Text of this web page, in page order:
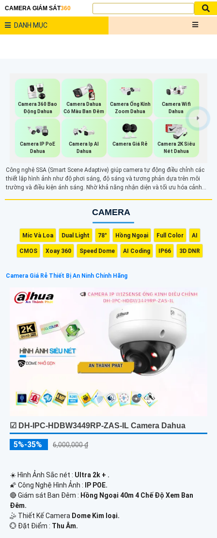
CAMERA GIÁM SÁT360
DANH MỤC
Camera 360 Bao
Động Dahua
Camera Dahua
Có Màu Ban Đêm
Camera Ống Kính
Zoom Dahua
Camera Wifi
Dahua
Camera IP PoE
Dahua
Camera Ip AI
Dahua
Camera Giá Rẻ
Camera 2K Siêu
Nét Dahua
Công nghệ SSA (Smart Scene Adaptive) giúp camera tự động điều chỉnh các
thiết lập hình ảnh như độ phơi sáng, độ sáng và tương phản dựa trên môi
trường và điều kiện ánh sáng. Nhờ khả năng nhận diện và tối ưu hóa cảnh
CAMERA
Mic Và Loa Dual Light 78° Hồng Ngoại Full Color AI
CMOS Xoay 360 Speed Dome AI Coding IP66 3D DNR
Camera Giá Rẻ Thiết Bị An Ninh Chính Hãng
☑ DH-IPC-HDBW3449RP-ZAS-IL Camera Dahua
5%-35% 6,000,000 ₫
☀️ Hình Ảnh Sắc nét : Ultra 2k + .
🌠 Công Nghệ Hình Ảnh :
IP POE.
🔴 Giám sát Ban Đêm : Hồng Ngoại 40m 4 Chế Độ Xem Ban
Đêm.
🤹 Thiết Kế Camera Dome Kim loại.
️💮 Đặt Điểm : Thu Âm.